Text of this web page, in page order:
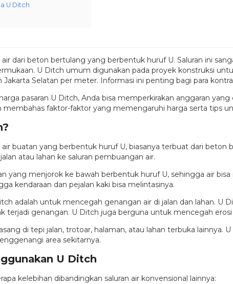
U Ditch
air dari beton bertulang yang berbentuk huruf U. Saluran ini
U Ditch umum digunakan pada proyek konstruksi
Selatan per meter. Informasi ini penting bagi para
pasaran U Ditch, Anda bisa memperkirakan anggaran
membahas faktor-faktor yang memengaruhi harga serta tips
air buatan yang berbentuk huruf U, biasanya terbuat dari
atau lahan ke saluran pembuangan air.
yang menjorok ke bawah berbentuk huruf U, sehingga air
kendaraan dan pejalan kaki bisa melintasinya.
adalah untuk mencegah genangan air di jalan dan lahan. U
terjadi genangan. U Ditch juga berguna untuk mencegah
di tepi jalan, trotoar, halaman, atau lahan terbuka lainnya.
area sekitarnya.
U Ditch
kelebihan dibandingkan saluran air konvensional lainnya: